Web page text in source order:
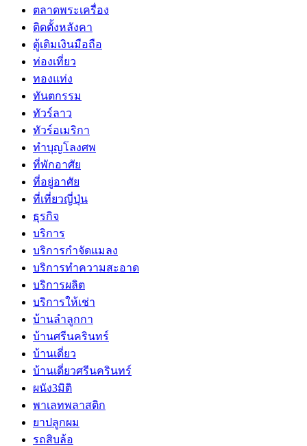
ตลาดพระเครื่อง
ติดตั้งหลังคา
ตู้เติมเงินมือถือ
ท่องเที่ยว
ทองแท่ง
ทันตกรรม
ทัวร์ลาว
ทัวร์อเมริกา
ทำบุญโลงศพ
ที่พักอาศัย
ที่อยู่อาศัย
ที่เที่ยวญี่ปุ่น
ธุรกิจ
บริการ
บริการกำจัดแมลง
บริการทำความสะอาด
บริการผลิต
บริการให้เช่า
บ้านลำลูกกา
บ้านศรีนครินทร์
บ้านเดี่ยว
บ้านเดี่ยวศรีนครินทร์
ผนัง3มิติ
พาเลทพลาสติก
ยาปลูกผม
รถสิบล้อ